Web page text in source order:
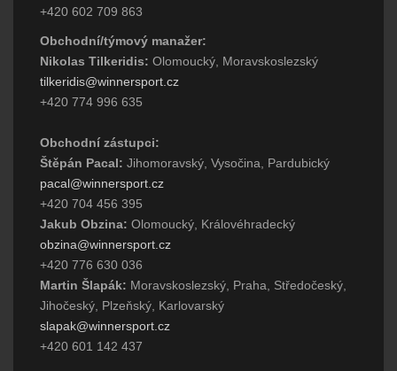
+420 602 709 863
Obchodní/týmový manažer:
Nikolas Tilkeridis: Olomoucký, Moravskoslezský
tilkeridis@winnersport.cz
+420 774 996 635
Obchodní zástupci:
Štěpán Pacal: Jihomoravský, Vysočina, Pardubický
pacal@winnersport.cz
+420 704 456 395
Jakub Obzina: Olomoucký, Královéhradecký
obzina@winnersport.cz
+420 776 630 036
Martin Šlapák: Moravskoslezský, Praha, Středočeský,
Jihočeský, Plzeňský, Karlovarský
slapak@winnersport.cz
+420 601 142 437